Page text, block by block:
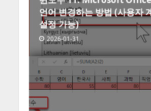
언어 변경하는 방법 (사용자
설정 가능)
2026-01-31